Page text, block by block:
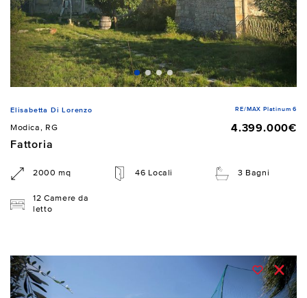
Elisabetta Di Lorenzo RE/MAX Platinum 6
Modica, RG
4.399.000€
Fattoria
2000 mq 46 Locali 3 Bagni
12 Camere da
letto